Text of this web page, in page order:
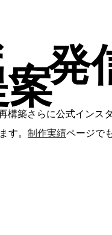
発
築さらに公式インス
す。 制作実績ページで